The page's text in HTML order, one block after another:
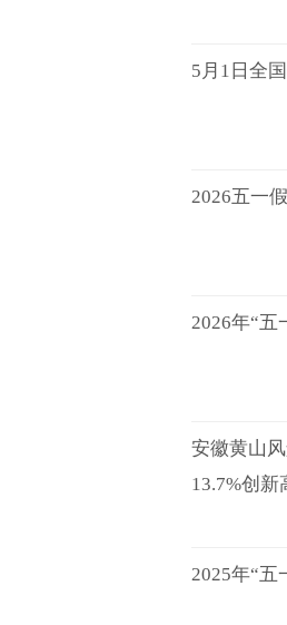
5月1日全
2026五一
2026年“五
安徽黄山
13.7%创新
2025年“五